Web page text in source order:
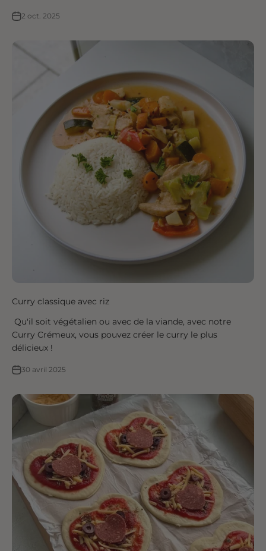
2 oct. 2025
Curry classique avec riz
Qu'il soit végétalien ou avec de la viande, avec notre
Curry Crémeux, vous pouvez créer le curry le plus
délicieux !
30 avril 2025